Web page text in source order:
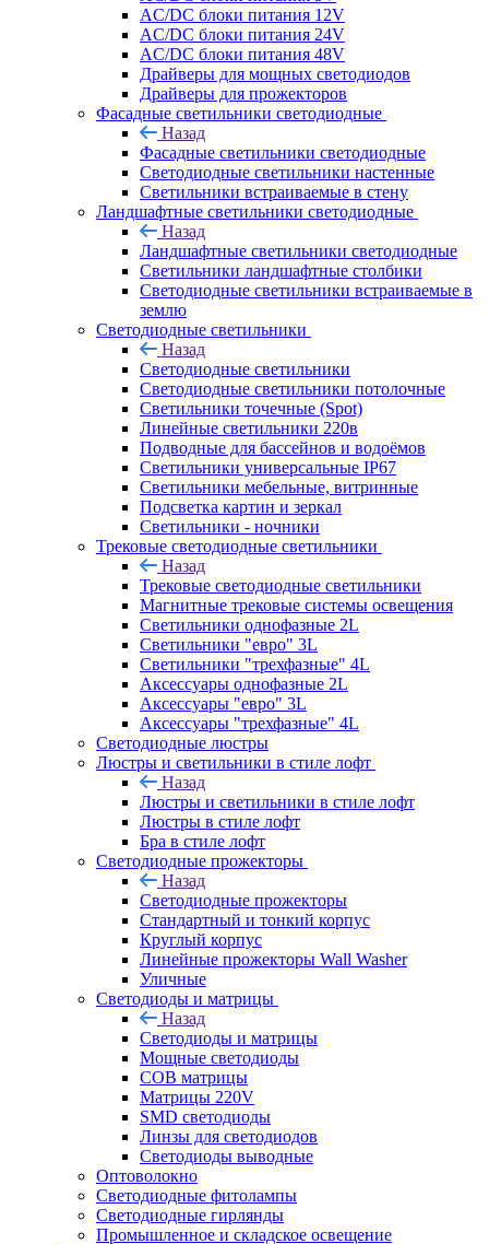
AC/DC блоки питания 12V
AC/DC блоки питания 24V
AC/DC блоки питания 48V
Драйверы для мощных светодиодов
Драйверы для прожекторов
Фасадные светильники светодиодные
Назад
Фасадные светильники светодиодные
Светодиодные светильники настенные
Светильники встраиваемые в стену
Ландшафтные светильники светодиодные
Назад
Ландшафтные светильники светодиодные
Светильники ландшафтные столбики
Светодиодные светильники встраиваемые в
землю
Светодиодные светильники
Назад
Светодиодные светильники
Светодиодные светильники потолочные
Светильники точечные (Spot)
Линейные светильники 220в
Подводные для бассейнов и водоёмов
Светильники универсальные IP67
Светильники мебельные, витринные
Подсветка картин и зеркал
Светильники - ночники
Трековые светодиодные светильники
Назад
Трековые светодиодные светильники
Магнитные трековые системы освещения
Светильники однофазные 2L
Светильники "евро" 3L
Светильники "трехфазные" 4L
Аксессуары однофазные 2L
Аксессуары "евро" 3L
Аксессуары "трехфазные" 4L
Светодиодные люстры
Люстры и светильники в стиле лофт
Назад
Люстры и светильники в стиле лофт
Люстры в стиле лофт
Бра в стиле лофт
Светодиодные прожекторы
Назад
Светодиодные прожекторы
Стандартный и тонкий корпус
Круглый корпус
Линейные прожекторы Wall Washer
Уличные
Светодиоды и матрицы
Назад
Светодиоды и матрицы
Мощные светодиоды
COB матрицы
Матрицы 220V
SMD светодиоды
Линзы для светодиодов
Светодиоды выводные
Оптоволокно
Светодиодные фитолампы
Светодиодные гирлянды
Промышленное и складское освещение